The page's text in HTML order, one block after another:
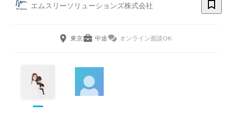
エムスリーソリューションズ株式会社
東京 中途 オンライン面談OK